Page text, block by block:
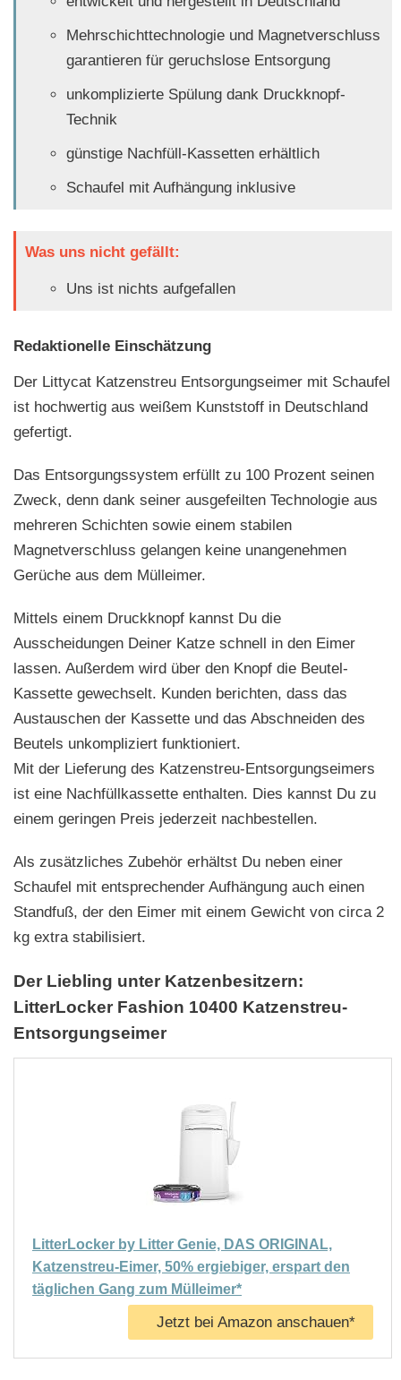
Mehrschichttechnologie und Magnetverschluss
garantieren für geruchslose Entsorgung
unkomplizierte Spülung dank Druckknopf-
Technik
günstige Nachfüll-Kassetten erhältlich
Schaufel mit Aufhängung inklusive
Was uns nicht gefällt:
Uns ist nichts aufgefallen
Redaktionelle Einschätzung
Der Littycat Katzenstreu Entsorgungseimer mit Schaufel
ist hochwertig aus weißem Kunststoff in Deutschland
gefertigt.
Das Entsorgungssystem erfüllt zu 100 Prozent seinen
Zweck, denn dank seiner ausgefeilten Technologie aus
mehreren Schichten sowie einem stabilen
Magnetverschluss gelangen keine unangenehmen
Gerüche aus dem Mülleimer.
Mittels einem Druckknopf kannst Du die
Ausscheidungen Deiner Katze schnell in den Eimer
lassen. Außerdem wird über den Knopf die Beutel-
Kassette gewechselt. Kunden berichten, dass das
Austauschen der Kassette und das Abschneiden des
Beutels unkompliziert funktioniert.
Mit der Lieferung des Katzenstreu-Entsorgungseimers
ist eine Nachfüllkassette enthalten. Dies kannst Du zu
einem geringen Preis jederzeit nachbestellen.
Als zusätzliches Zubehör erhältst Du neben einer
Schaufel mit entsprechender Aufhängung auch einen
Standfuß, der den Eimer mit einem Gewicht von circa 2
kg extra stabilisiert.
Der Liebling unter Katzenbesitzern:
LitterLocker Fashion 10400 Katzenstreu-
Entsorgungseimer
LitterLocker by Litter Genie, DAS ORIGINAL,
Katzenstreu-Eimer, 50% ergiebiger, erspart den
täglichen Gang zum Mülleimer*
Jetzt bei Amazon anschauen*